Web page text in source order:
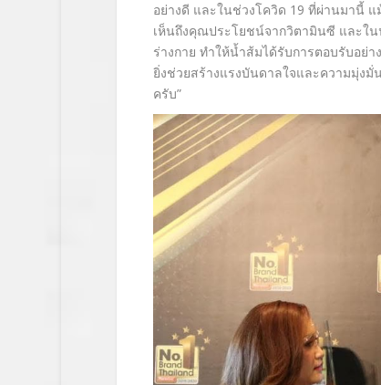
อย่างดี และในช่วงโควิด 19 ที่ผ่านมานี้ แ
เห็นถึงคุณประโยชน์จากวิตามินซี และใน
ร่างกาย ทำให้น้ำส้มได้รับการตอบรับอย่า
ยิ่งช่วยสร้างแรงบันดาลใจและความมุ่งมั่
ครับ”